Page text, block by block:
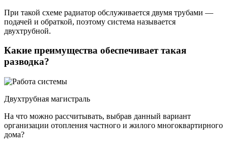
При такой схеме радиатор обслуживается двумя трубами —
подачей и обраткой, поэтому система называется
двухтрубной.
Какие преимущества обеспечивает такая
разводка?
Двухтрубная магистраль
На что можно рассчитывать, выбрав данный вариант
организации отопления частного и жилого многоквартирного
дома?